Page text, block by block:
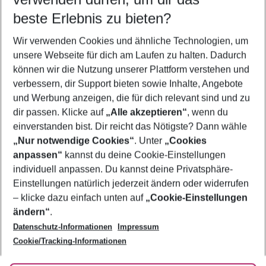
5-8 Nächte
2 Erwachsene Keine Kinder
Mehr Filter anzeigen
Footer
Footer navigation
Über uns
AGB
Bestpreisgarantie
Cookie-Einstellungen ändern
Cookie-Richtlinie
Agenturbetreuung
Barrierefreies Reisen
Folge uns
beste Erlebnis zu bieten?
Wir verwenden Cookies und ähnliche Technologien, um
unsere Webseite für dich am Laufen zu halten. Dadurch
können wir die Nutzung unserer Plattform verstehen und
verbessern, dir Support bieten sowie Inhalte, Angebote
und Werbung anzeigen, die für dich relevant sind und zu
dir passen. Klicke auf „Alle akzeptieren“, wenn du
einverstanden bist. Dir reicht das Nötigste? Dann wähle
„Nur notwendige Cookies“. Unter „Cookies
anpassen“ kannst du deine Cookie-Einstellungen
individuell anpassen. Du kannst deine Privatsphäre-
Einstellungen natürlich jederzeit ändern oder widerrufen
– klicke dazu einfach unten auf „Cookie-Einstellungen
ändern“.
Datenschutz-Informationen
Impressum
Cookie/Tracking-Informationen